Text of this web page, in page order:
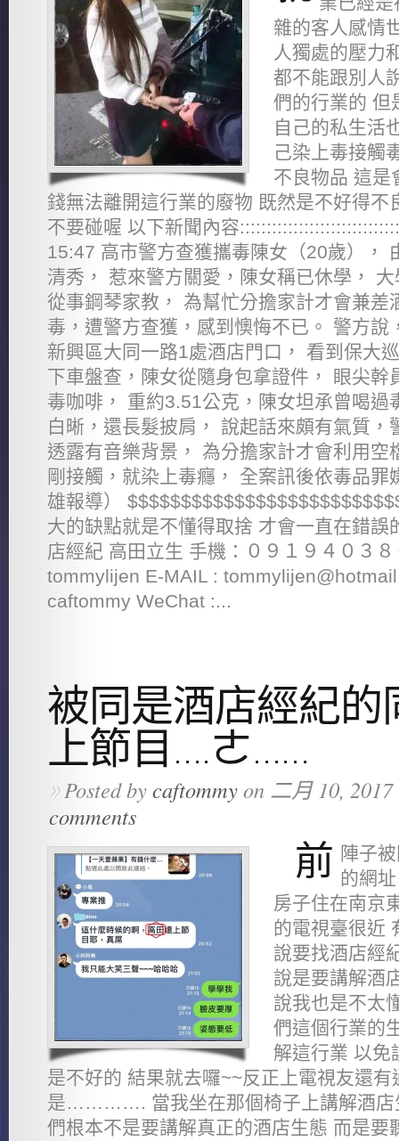
雜的客人感情
人獨處的壓力
都不能跟別人
們的行業的 但
自己的私生活
己染上毒接觸
不良物品 這是
錢無法離開這行業的廢物 既然是不好得不
不要碰喔 以下新聞內容
15:47 高市警方查獲攜毒陳女（20歲），
清秀， 惹來警方關愛，陳女稱已休學，
從事鋼琴家教， 為幫忙分擔家計才會兼差
毒，遭警方查獲，感到懊悔不已。 警方說
新興區大同一路1處酒店門口， 看到保大
下車盤查，陳女從隨身包拿證件， 眼尖幹
毒咖啡， 重約3.51公克，陳女坦承曾喝過
白晰，還長髮披肩， 說起話來頗有氣質，
透露有音樂背景， 為分擔家計才會利用空
剛接觸，就染上毒癮， 全案訊後依毒品罪
雄報導）
大的缺點就是不懂得取捨 才會一直在錯誤
店經紀 高田立生 手機：０９１９４０３
tommylijen E-MAIL :
caftommy WeChat :...
被同是酒店經紀的
上節目….ㄜ……
»Posted bycaftommyon 二月 10,
comments
前 陣子
的網
房子住在南京
的電視臺很近
說要找酒店經
說是要講解酒
說我也是不太
們這個行業的
解這行業 以免
是不好的 結果就去囉~~反正上電視友還有
是…………. 當我坐在那個椅子上講解酒店
們根本不是要講解真正的酒店生態 而是要